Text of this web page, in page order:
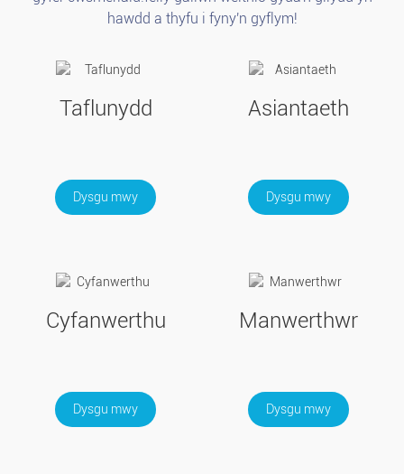
hawdd a thyfu i fyny'n gyflym!
Taflunydd
Dysgu mwy
Asiantaeth
Dysgu mwy
Cyfanwerthu
Dysgu mwy
Manwerthwr
Dysgu mwy